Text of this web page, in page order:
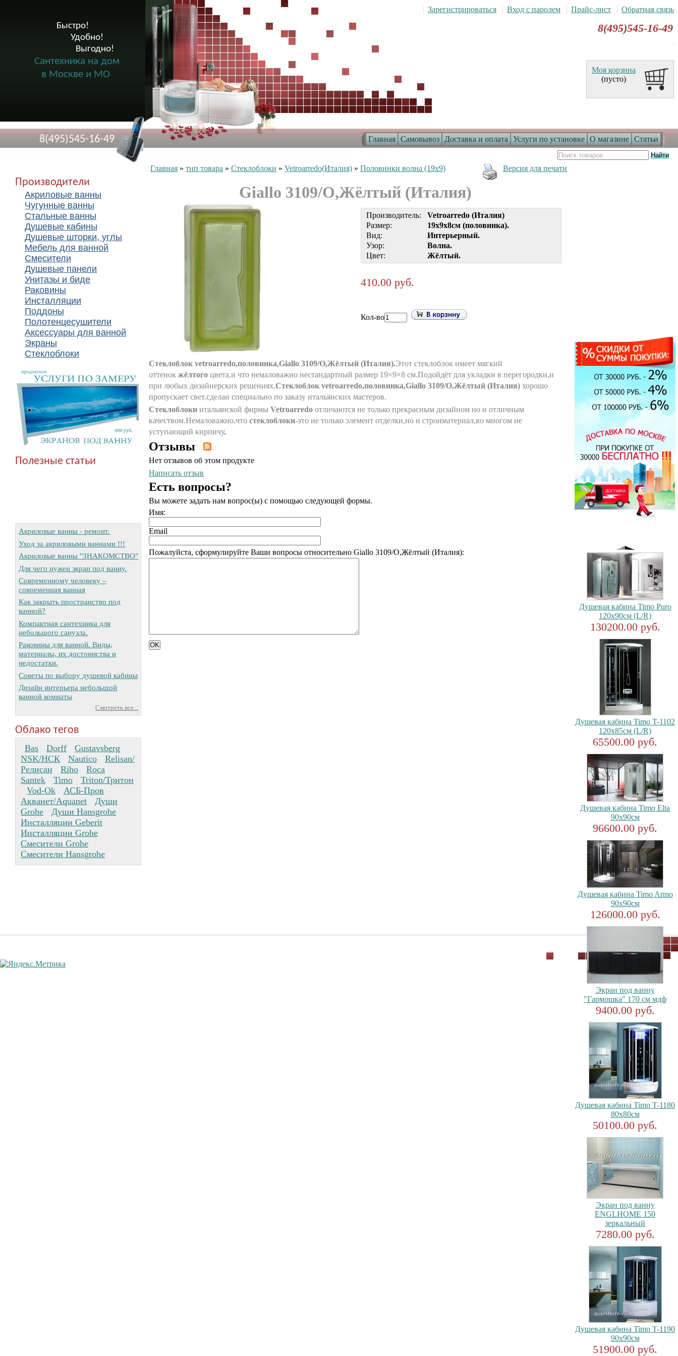
Главная Самовывоз Доставка и оплата Услуги по установке О магазине Статьи
Быстро!
              Удобно!
                      Выгодно!
Сантехника на дом
в Москве и МО
8(495)545-16-49
Зарегистрироваться Вход с паролем Прайс-лист Обратная связь
8(495)545-16-49
Моя корзина
(пусто)
Производители
Акриловые ванны
Чугунные ванны
Стальные ванны
Душевые кабины
Душевые шторки, углы
Мебель для ванной
Смесители
Душевые панели
Унитазы и биде
Раковины
Инсталляции
Поддоны
Полотенцесушители
Аксессуары для ванной
Экраны
Стеклоблоки
Полезные статьи
Акриловые ванны - ремонт.
Уход за акриловыми ваннами !!!
Акриловые ванны "ЗНАКОМСТВО"
Для чего нужен экран под ванну.
Современному человеку –
современная ванная
Как закрыть пространство под
ванной?
Компактная сантехника для
небольшого санузла.
Раковины для ванной. Виды,
материалы, их достоинства и
недостатки.
Советы по выбору душевой кабины
Дизайн интерьера небольшой
ванной комнаты
Смотреть все...
Облако тегов
Bas Dorff
Gustavsberg
NSK/НСК
Nautico
Relisan/
Релисан
Riho
Roca
Santek
Timo
Triton/Тритон
Vod-Ok
АСБ-Пров
Акванет/Aquanet
Души
Grohe
Души Hansgrohe
Инсталляции Geberit
Инсталляции Grohe
Смесители Grohe
Смесители Hansgrohe
Главная » тип товара » Стеклоблоки » Vetroarredo(Италия) » Половинки волна (19x9) Версия для печати
Giallo 3109/O,Жёлтый (Италия)
Производитель:
Vetroarredo (Италия)
Размер:
19x9x8см (половинка).
Вид:
Интерьерный.
Узор:
Волна.
Цвет:
Жёлтый.
410.00 руб.
Кол-во
Стеклоблок vetroarredo,половинка,Giallo 3109/O,Жёлтый (Италия).Этот стеклоблок имеет мягкий
оттенок жёлтого цвета,и что немаловажно нестандартный размер 19×9×8 см.Подойдёт для укладки в перегородки,и
при любых дизайнерских решениях.Стеклоблок vetroarredo,половинка,Giallo 3109/O,Жёлтый (Италия) хорошо
пропускает свет,сделан специально по заказу итальянских мастеров.
Стеклоблоки итальянской фирмы Vetroarredo отличаются не только прекрасным дизайном но и отличным
качеством.Немаловажно,что стеклоблоки-это не только элемент отделки,но и строиматериал,во многом не
уступающий кирпичу.
Отзывы
Нет отзывов об этом продукте
Написать отзыв
Есть вопросы?
Вы можете задать нам вопрос(ы) с помощью следующей формы.
Имя:
Email
Пожалуйста, сформулируйте Ваши вопросы относительно Giallo 3109/O,Жёлтый (Италия):
Душевая кабина Timo Puro
120x90см (L/R)
130200.00 руб.
Душевая кабина Timo T-1102
120x85см (L/R)
65500.00 руб.
Душевая кабина Timo Elta
90x90см
96600.00 руб.
Душевая кабина Timo Armo
90x90см
126000.00 руб.
Экран под ванну
"Гармошка" 170 см мдф
9400.00 руб.
Душевая кабина Timo T-1180
80x80см
50100.00 руб.
Экран под ванну
ENGLHOME 150
зеркальный
7280.00 руб.
Душевая кабина Timo T-1190
90x90см
51900.00 руб.